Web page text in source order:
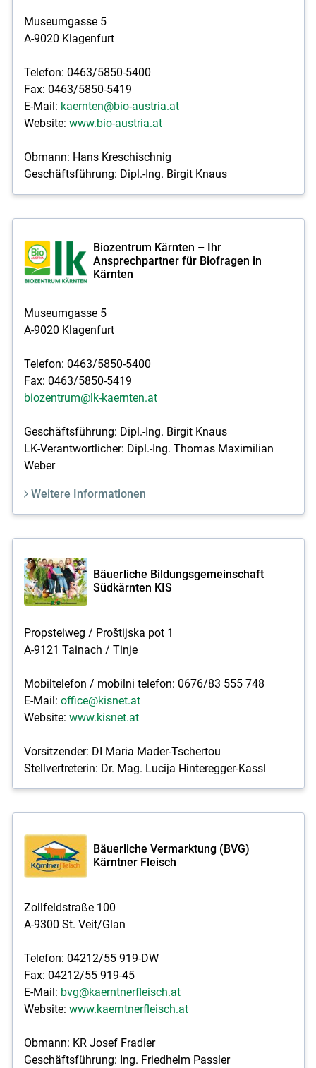
Skip to main content
Museumgasse 5
A-9020 Klagenfurt
Telefon: 0463/5850-5400
Fax: 0463/5850-5419
E-Mail: kaernten@bio-austria.at
Website: www.bio-austria.at
Obmann: Hans Kreschischnig
Geschäftsführung: Dipl.-Ing. Birgit Knaus
Biozentrum Kärnten – Ihr
Ansprechpartner für Biofragen in
Kärnten
Museumgasse 5
A-9020 Klagenfurt
Telefon: 0463/5850-5400
Fax: 0463/5850-5419
biozentrum@lk-kaernten.at
Geschäftsführung: Dipl.-Ing. Birgit Knaus
LK-Verantwortlicher: Dipl.-Ing. Thomas Maximilian
Weber
Weitere Informationen
Bäuerliche Bildungsgemeinschaft
Südkärnten KIS
Propsteiweg / Proštijska pot 1
A-9121 Tainach / Tinje
Mobiltelefon / mobilni telefon: 0676/83 555 748
E-Mail: office@kisnet.at
Website: www.kisnet.at
Vorsitzender: DI Maria Mader-Tschertou
Stellvertreterin: Dr. Mag. Lucija Hinteregger-Kassl
Bäuerliche Vermarktung (BVG)
Kärntner Fleisch
Zollfeldstraße 100
A-9300 St. Veit/Glan
Telefon: 04212/55 919-DW
Fax: 04212/55 919-45
E-Mail: bvg@kaerntnerfleisch.at
Website: www.kaerntnerfleisch.at
Obmann: KR Josef Fradler
Geschäftsführung: Ing. Friedhelm Passler